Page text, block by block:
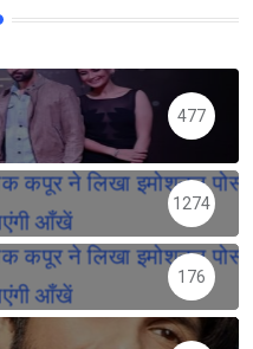
477
1274
176